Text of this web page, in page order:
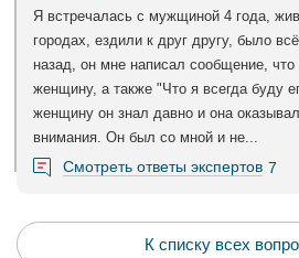
Я встречалась с мужщиной 4 года,
городах, ездили к друг другу, было
назад, он мне написал сообщение, что
женщину, а также "Что я всегда буду
женщину он знал давно и она
внимания. Он был со мной и не...
Смотреть ответы экспертов 7
К списку всех